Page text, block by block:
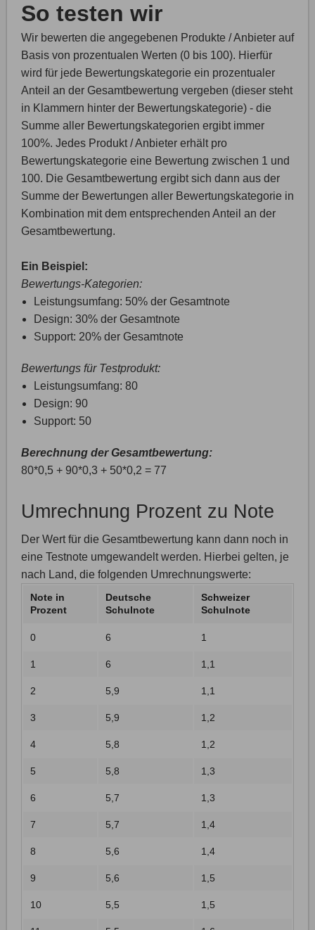
So testen wir
Wir bewerten die angegebenen Produkte / Anbieter auf
Basis von prozentualen Werten (0 bis 100). Hierfür
wird für jede Bewertungskategorie ein prozentualer
Anteil an der Gesamtbewertung vergeben (dieser steht
in Klammern hinter der Bewertungskategorie) - die
Summe aller Bewertungskategorien ergibt immer
100%. Jedes Produkt / Anbieter erhält pro
Bewertungskategorie eine Bewertung zwischen 1 und
100. Die Gesamtbewertung ergibt sich dann aus der
Summe der Bewertungen aller Bewertungskategorie in
Kombination mit dem entsprechenden Anteil an der
Gesamtbewertung.
Ein Beispiel:
Bewertungs-Kategorien:
Leistungsumfang: 50% der Gesamtnote
Design: 30% der Gesamtnote
Support: 20% der Gesamtnote
Bewertungs für Testprodukt:
Leistungsumfang: 80
Design: 90
Support: 50
Berechnung der Gesamtbewertung:
80*0,5 + 90*0,3 + 50*0,2 = 77
Umrechnung Prozent zu Note
Der Wert für die Gesamtbewertung kann dann noch in
eine Testnote umgewandelt werden. Hierbei gelten, je
nach Land, die folgenden Umrechnungswerte:
Note in
Prozent
Deutsche
Schulnote
Schweizer
Schulnote
0 6 1
1 6 1,1
2 5,9 1,1
3 5,9 1,2
4 5,8 1,2
5 5,8 1,3
6 5,7 1,3
7 5,7 1,4
8 5,6 1,4
9 5,6 1,5
10 5,5 1,5